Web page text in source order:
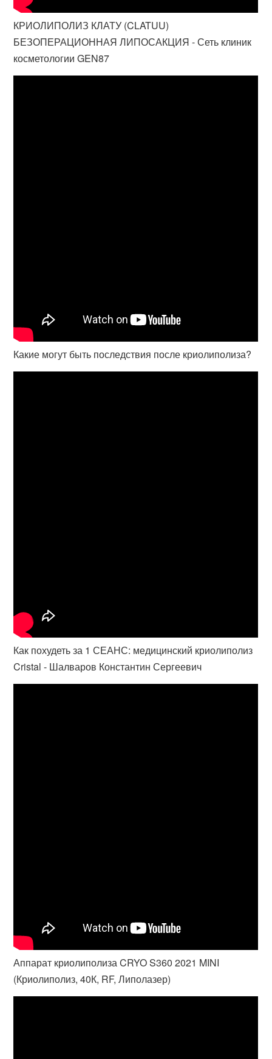
КРИОЛИПОЛИЗ КЛАТУ (CLATUU)
БЕЗОПЕРАЦИОННАЯ ЛИПОСАКЦИЯ - Сеть клиник
косметологии GEN87
Какие могут быть последствия после криолиполиза?
Как похудеть за 1 СЕАНС: медицинский криолиполиз
Cristal - Шалваров Константин Сергеевич
Аппарат криолиполиза CRYO S360 2021 MINI
(Криолиполиз, 40К, RF, Липолазер)